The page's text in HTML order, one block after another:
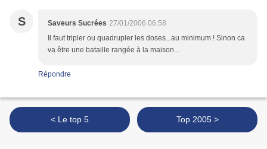
S Saveurs Sucrées 27/01/2006 06:58
Il faut tripler ou quadrupler les doses...au minimum ! Sinon ca
va être une bataille rangée à la maison...
Répondre
< Le top 5 Top 2005 >